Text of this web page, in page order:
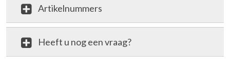
Artikelnummers
Heeft u nog een vraag?